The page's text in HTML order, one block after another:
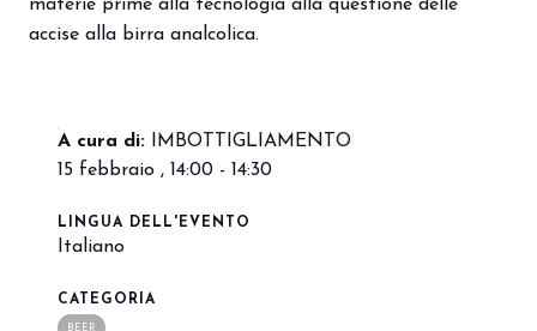
materie prime alla tecnologia alla questione delle
accise alla birra analcolica.
A cura di: IMBOTTIGLIAMENTO
15 febbraio , 14:00 - 14:30
LINGUA DELL'EVENTO
Italiano
CATEGORIA
BEER